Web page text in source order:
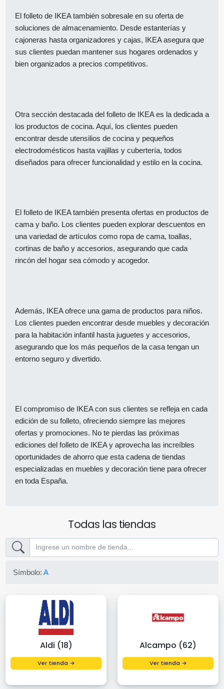
El folleto de IKEA también sobresale en su oferta de
soluciones de almacenamiento. Desde estanterías y
cajoneras hasta organizadores y cajas, IKEA asegura que
sus clientes puedan mantener sus hogares ordenados y
bien organizados a precios competitivos.
Otra sección destacada del folleto de IKEA es la dedicada a
los productos de cocina. Aquí, los clientes pueden
encontrar desde utensilios de cocina y pequeños
electrodomésticos hasta vajillas y cubertería, todos
diseñados para ofrecer funcionalidad y estilo en la cocina.
El folleto de IKEA también presenta ofertas en productos de
cama y baño. Los clientes pueden explorar descuentos en
una variedad de artículos como ropa de cama, toallas,
cortinas de baño y accesorios, asegurando que cada
rincón del hogar sea cómodo y acogedor.
Además, IKEA ofrece una gama de productos para niños.
Los clientes pueden encontrar desde muebles y decoración
para la habitación infantil hasta juguetes y accesorios,
asegurando que los más pequeños de la casa tengan un
entorno seguro y divertido.
El compromiso de IKEA con sus clientes se refleja en cada
edición de su folleto, ofreciendo siempre las mejores
ofertas y promociones. No te pierdas las próximas
ediciones del folleto de IKEA y aprovecha las increíbles
oportunidades de ahorro que esta cadena de tiendas
especializadas en muebles y decoración tiene para ofrecer
en toda España.
Todas las tiendas
Símbolo:A
Aldi (18)
Ver tienda →
Alcampo (62)
Ver tienda →